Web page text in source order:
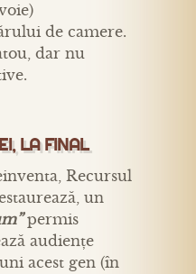
de camere.
dar nu
LA FINAL
Recursul
un
permis
audiențe
acest gen (în